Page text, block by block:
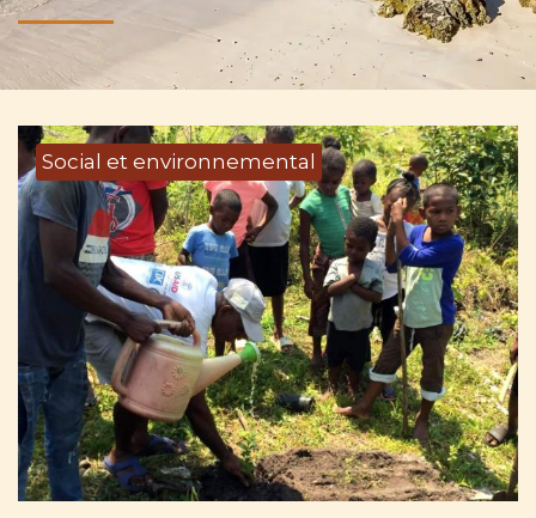
Social et environnemental